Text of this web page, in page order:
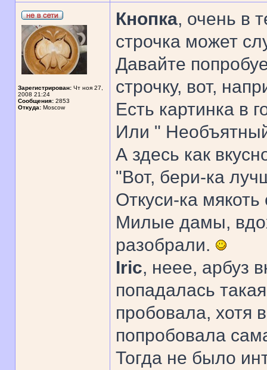
Зарегистрирован: Чт ноя 27,
2008 21:24
Сообщения: 2853
Откуда: Moscow
Кнопка, очень в
строчка может
Давайте
строчку, вот,
Есть картинка в
Или "
А здесь как
"Вот, бери-ка
Откуси-ка мякоть
Милые дамы,
разобрали.
Iric, неее, арбуз
попадалась
пробовала, хотя
попробовала
Тогда не было